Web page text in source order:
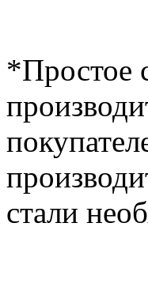
*Простое
стали